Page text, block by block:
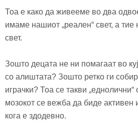
Тоа е како да живееме во два
имаме нашиот „реален“ свет, а тие
свет.
Зошто децата не ни помагаат во
со алиштата? Зошто ретко ги
играчки? Тоа се такви
мозокот се вежба да биде активен
кога е здодевно.